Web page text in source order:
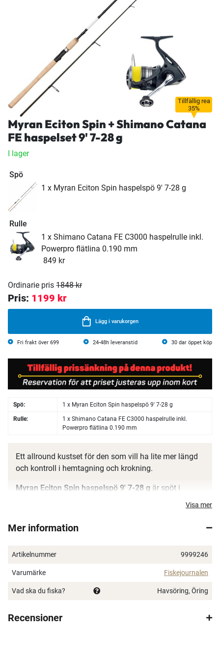
Tillfällig rea
35%
Myran Eciton Spin + Shimano Catana
FE haspelset 9' 7-28 g
I lager
Spö
1 x Myran Eciton Spin haspelspö 9' 7-28 g
Rulle
1 x Shimano Catana FE C3000 haspelrulle inkl.
Powerpro flätlina 0.190 mm
849 kr
Pris: 1199 kr
Ordinarie pris 1848 kr
Lägg i varukorgen
Fri frakt över 699 24-48h leveranstid 30 dar öppet köp
Spö: 1 x Myran Eciton Spin haspelspö 9' 7-28 g
Rulle:
1 x Shimano Catana FE C3000 haspelrulle inkl.
Powerpro flätlina 0.190 mm
Ett allround kustset för den som vill ha lite mer längd
och kontroll i hemtagning och krokning.
Myran Eciton Spin haspelspö 9' 7-28 g är spöt i
flätlina 0.190 mmär vald som mest rimlig storlek till
underlaget.
Visa mer
Mer information
Artikelnummer 9999246
Varumärke Fiskejournalen
Vad ska du fiska? Havsöring, Öring
Recensioner